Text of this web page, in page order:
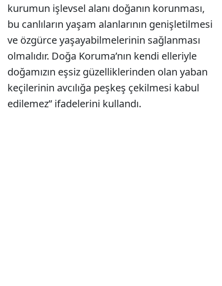
kurumun işlevsel alanı doğanın korunması,
bu canlıların yaşam alanlarının genişletilmesi
ve özgürce yaşayabilmelerinin sağlanması
olmalıdır. Doğa Koruma’nın kendi elleriyle
doğamızın eşsiz güzelliklerinden olan yaban
keçilerinin avcılığa peşkeş çekilmesi kabul
edilemez” ifadelerini kullandı.